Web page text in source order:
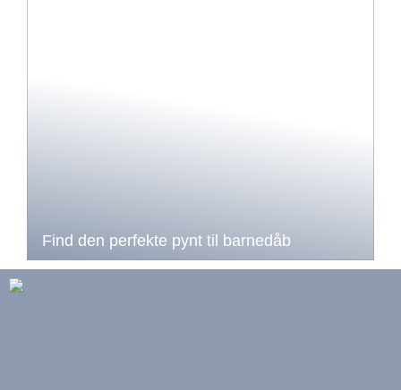
Find den perfekte pynt til barnedåb